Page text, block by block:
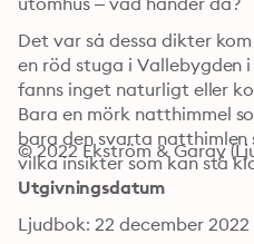
Det var så dessa dikter
en röd stuga i Vallebygden
fanns inget naturligt eller
Bara en mörk natthimmel
bara den svarta
vilka insikter som kan stå
© 2022 Ekström & Garay
Utgivningsdatum
Ljudbok: 22 december 2022